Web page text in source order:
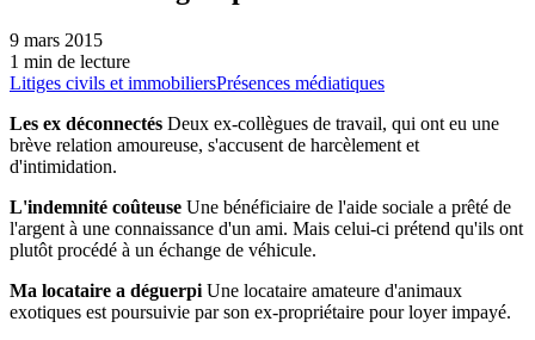
9 mars 2015
1 min de lecture
Litiges civils et immobiliersPrésences médiatiques
Les ex déconnectés Deux ex-collègues de travail, qui ont eu une
brève relation amoureuse, s'accusent de harcèlement et
d'intimidation.
L'indemnité coûteuse Une bénéficiaire de l'aide sociale a prêté de
l'argent à une connaissance d'un ami. Mais celui-ci prétend qu'ils ont
plutôt procédé à un échange de véhicule.
Ma locataire a déguerpi Une locataire amateure d'animaux
exotiques est poursuivie par son ex-propriétaire pour loyer impayé.